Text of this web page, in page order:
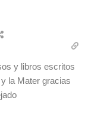
y libros escritos
la Mater gracias